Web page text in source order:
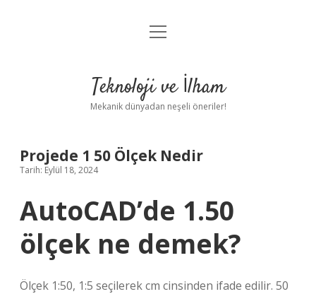
Anasayfa
Yasal Uyarı
menüyü
Teknoloji ve İlham
Mekanik dünyadan neşeli öneriler!
Projede 1 50 Ölçek Nedir
Tarih: Eylül 18, 2024
AutoCAD’de 1.50
ölçek ne demek?
Ölçek 1:50, 1:5 seçilerek cm cinsinden ifade edilir. 50